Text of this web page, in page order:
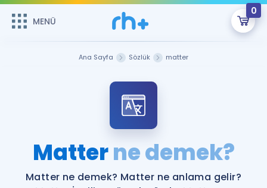
MENÜ
0
Sepetin Şu An Boş.
Remzi Hoca ile seni sınava hazırlayacak onlarca eğitim seni
bekliyor!
MENÜ
Ana Sayfa Sözlük matter
Matterne demek?
Matter ne demek? Matter ne anlama gelir?